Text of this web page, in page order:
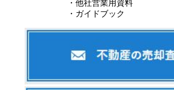
・他社営業用資料
・ガイドブック